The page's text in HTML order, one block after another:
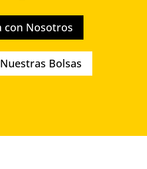
con Nosotros
Bolsas